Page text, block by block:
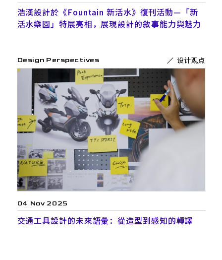
浩漢設計於《Fountain 新活水》復刊活動—「新
活水樂園」特展亮相，展現設計的敘事能力與魅力
Design Perspectives 设计观点
04 Nov 2025
交通工具設計的未來語彙：從造型到感知的轉譯